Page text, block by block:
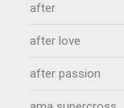
after
after love
after passion